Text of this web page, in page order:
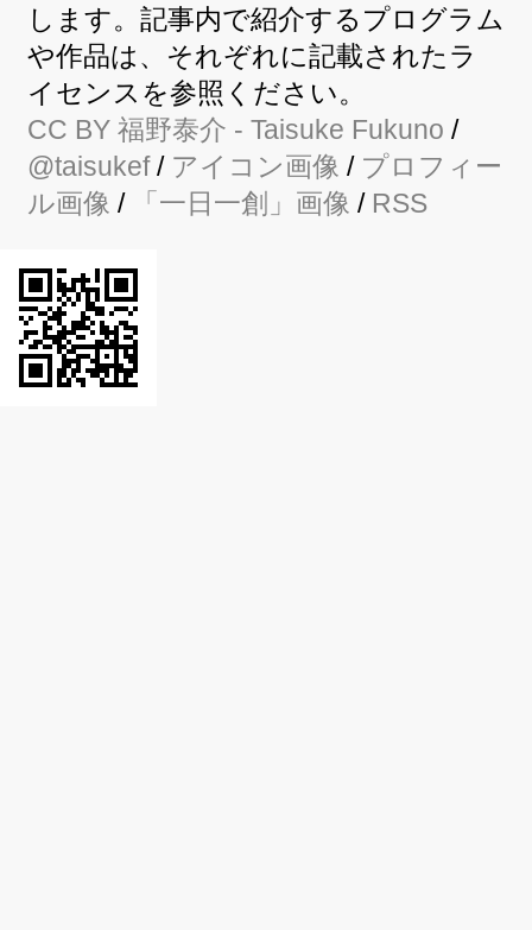
します。記事内で紹介するプログラム
や作品は、それぞれに記載されたラ
イセンスを参照ください。
CC BY 福野泰介 - Taisuke Fukuno /
@taisukef/ アイコン画像 / プロフィー
ル画像 / 「一日一創」画像 / RSS